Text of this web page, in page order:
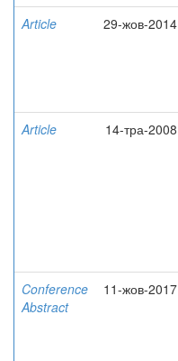
Article
29-жов-2014
Article
14-тра-2008
Conference
Abstract
11-жов-2017